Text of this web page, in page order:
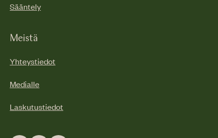
Sääntely
Meistä
Yhteystiedot
Medialle
Laskutustiedot